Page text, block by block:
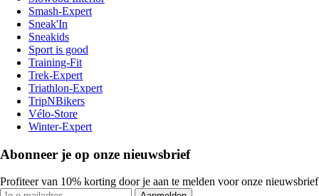
Smash-Expert
Sneak'In
Sneakids
Sport is good
Training-Fit
Trek-Expert
Triathlon-Expert
TripNBikers
Vélo-Store
Winter-Expert
Abonneer je op onze nieuwsbrief
Profiteer van 10% korting door je aan te melden voor onze nieuwsbrief